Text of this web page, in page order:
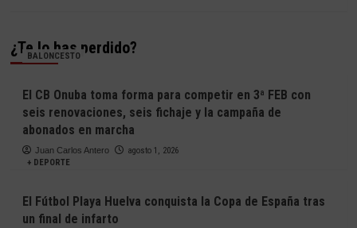
¿Te lo has perdido?
BALONCESTO
El CB Onuba toma forma para competir en 3ª FEB con
seis renovaciones, seis fichaje y la campaña de
abonados en marcha
Juan Carlos Antero
agosto 1, 2026
+ DEPORTE
El Fútbol Playa Huelva conquista la Copa de España tras
un final de infarto